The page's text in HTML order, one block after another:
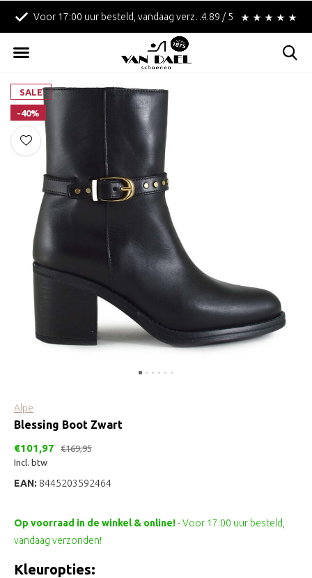
Voor 17:00 uur besteld, vandaag verzonden! Betaal achteraf met
4.89 / 5
SALE
-40%
Alpe
Blessing Boot Zwart
€101,97
€169,95
Incl. btw
EAN: 8445203592464
Op voorraad in de winkel & online!- Voor 17:00 uur besteld,
vandaag verzonden!
Kleuropties: